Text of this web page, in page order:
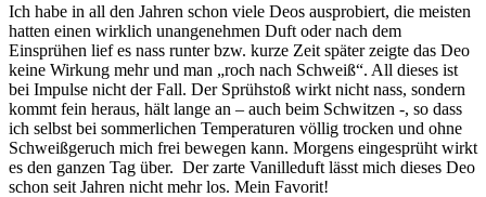
Ich habe in all den Jahren schon viele Deos ausprobiert, die meisten
hatten einen wirklich unangenehmen Duft oder nach dem
Einsprühen lief es nass runter bzw. kurze Zeit später zeigte das Deo
keine Wirkung mehr und man „roch nach Schweiß“. All dieses ist
bei Impulse nicht der Fall. Der Sprühstoß wirkt nicht nass, sondern
kommt fein heraus, hält lange an – auch beim Schwitzen -, so dass
ich selbst bei sommerlichen Temperaturen völlig trocken und ohne
Schweißgeruch mich frei bewegen kann. Morgens eingesprüht wirkt
es den ganzen Tag über. Der zarte Vanilleduft lässt mich dieses Deo
schon seit Jahren nicht mehr los. Mein Favorit!